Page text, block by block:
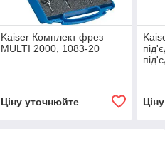
Kaiser Комплект фрез
MULTI 2000, 1083-20
Ціну уточнюйте